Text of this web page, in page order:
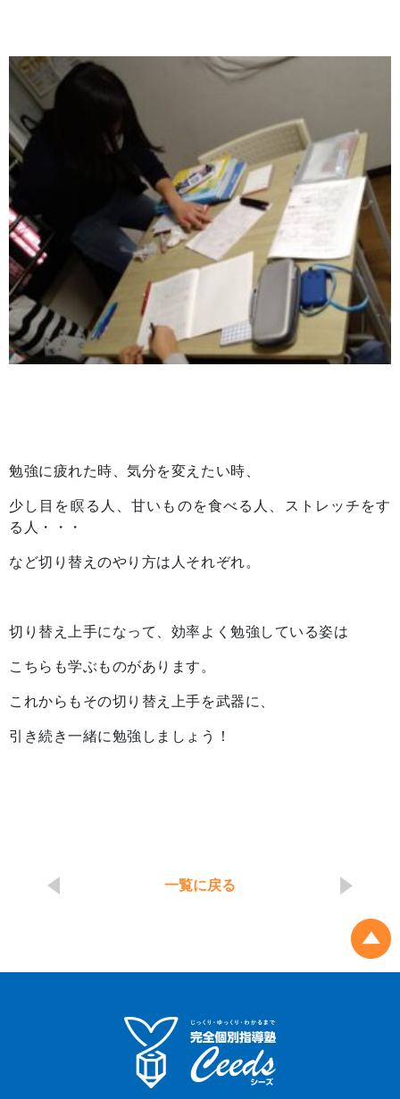
勉強に疲れた時、気分を変えたい時、
少し目を瞑る人、甘いものを食べる人、ストレッチをす
る人・・・
など切り替えのやり方は人それぞれ。
切り替え上手になって、効率よく勉強している姿は
こちらも学ぶものがあります。
これからもその切り替え上手を武器に、
引き続き一緒に勉強しましょう！
一覧に戻る